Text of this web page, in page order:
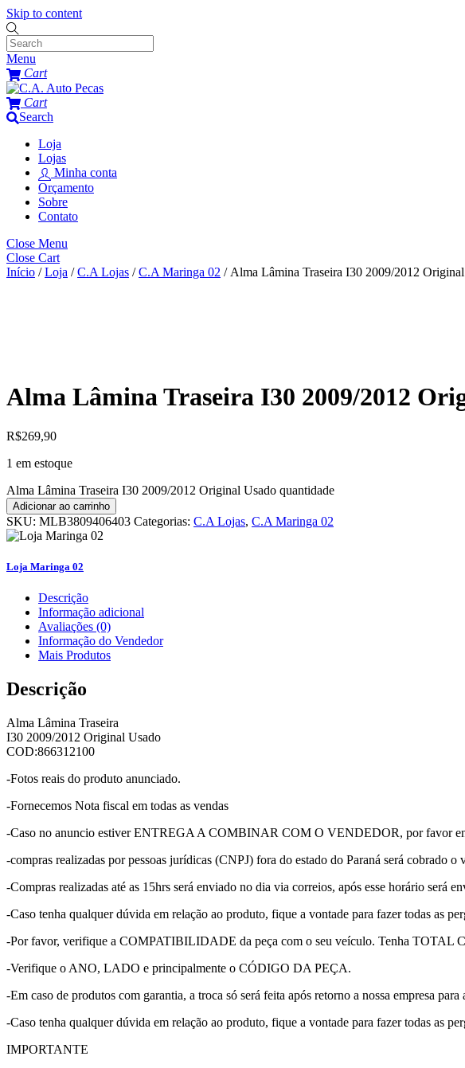
Skip to content
Menu
Cart
Cart
Search
Loja
Lojas
Minha conta
Orçamento
Sobre
Contato
Close Menu
Close Cart
Início /Loja /C.A Lojas /C.A Maringa 02 / Alma Lâmina Traseira I30 2009/2012
Alma Lâmina Traseira I30 2009/2012
R$269,90
1 em estoque
Alma Lâmina Traseira I30 2009/2012 Original Usado quantidade
Adicionar ao carrinho
SKU: MLB3809406403 Categorias: C.A Lojas, C.A Maringa 02
Loja Maringa 02
Descrição
Informação adicional
Avaliações (0)
Informação do Vendedor
Mais Produtos
Descrição
Alma Lâmina Traseira
I30 2009/2012 Original Usado
COD:866312100
-Fotos reais do produto anunciado.
-Fornecemos Nota fiscal em todas as vendas
-Caso no anuncio estiver ENTREGA A COMBINAR COM O VENDEDOR, por favor
-compras realizadas por pessoas jurídicas (CNPJ) fora do estado do Paraná será cobrado
-Compras realizadas até as 15hrs será enviado no dia via correios, após esse horário será
-Caso tenha qualquer dúvida em relação ao produto, fique a vontade para fazer todas as
-Por favor, verifique a COMPATIBILIDADE da peça com o seu veículo. Tenha TOTAL
-Verifique o ANO, LADO e principalmente o CÓDIGO DA PEÇA.
-Em caso de produtos com garantia, a troca só será feita após retorno a nossa empresa
-Caso tenha qualquer dúvida em relação ao produto, fique a vontade para fazer todas as
IMPORTANTE